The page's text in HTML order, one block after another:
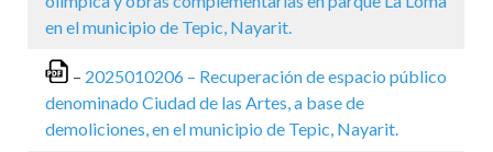
en el municipio de Tepic, Nayarit.
– 2025010206 – Recuperación de espacio público
denominado Ciudad de las Artes, a base de
demoliciones, en el municipio de Tepic, Nayarit.